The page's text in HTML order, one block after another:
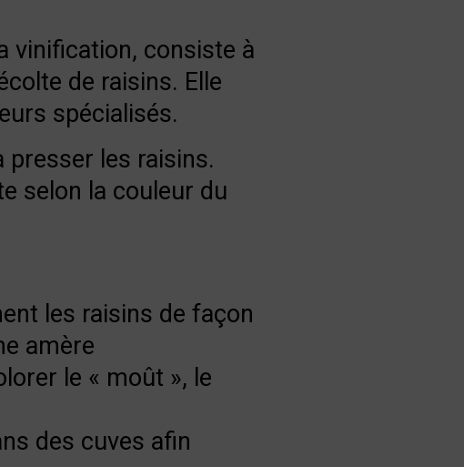
vinification, consiste à
de raisins. Elle
spécialisés.
presser les raisins.
selon la couleur du
les raisins de façon
amère
le « moût », le
des cuves afin